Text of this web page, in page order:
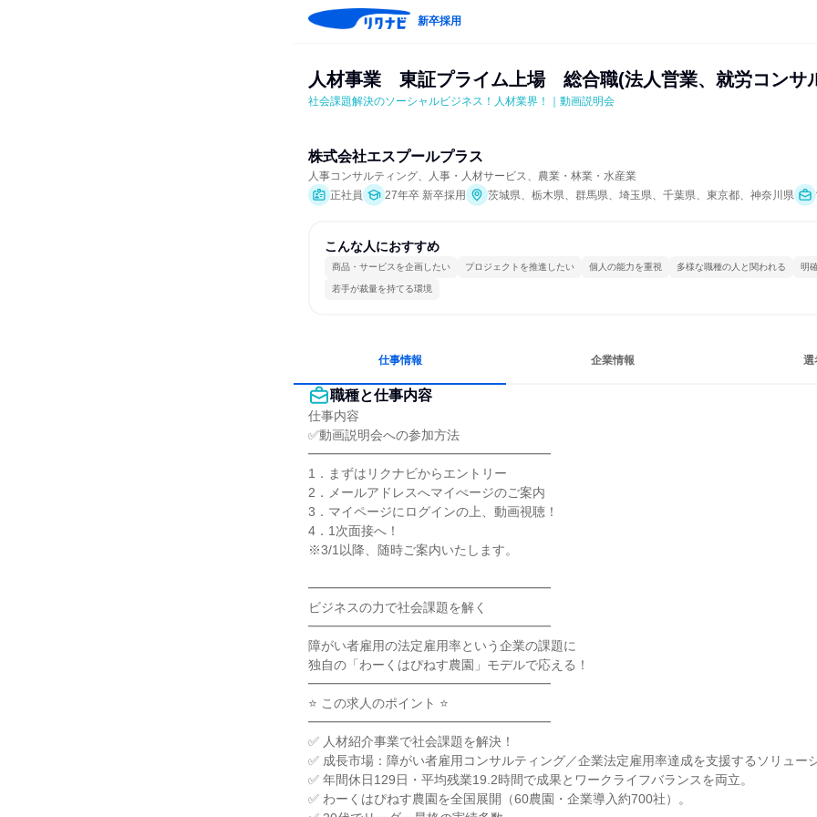
新卒採用
人材事業　東証プライム上場　総合職(法人営業、就労コンサ
社会課題解決のソーシャルビジネス！人材業界！｜動画説明会
株式会社エスプールプラス
人事コンサルティング、人事・人材サービス、農業・林業・水産業
正社員
27年卒 新卒採用 茨城県、栃木県、群馬県、埼玉県、千葉県、東京都、神奈川県
こんな人におすすめ
商品・サービスを企画したい プロジェクトを推進したい 個人の能力を重視 多様な職種の人と関われる 明
若手が裁量を持てる環境
仕事情報 企業情報 選
職種と仕事内容
仕事内容
✅動画説明会への参加方法
━━━━━━━━━━━━━━━━━━━
1．まずはリクナビからエントリー
2．メールアドレスへマイぺージのご案内
3．マイページにログインの上、動画視聴！
4．1次面接へ！
※3/1以降、随時ご案内いたします。
━━━━━━━━━━━━━━━━━━━
ビジネスの力で社会課題を解く
━━━━━━━━━━━━━━━━━━━
障がい者雇用の法定雇用率という企業の課題に
独自の「わーくはぴねす農園」モデルで応える！
━━━━━━━━━━━━━━━━━━━
⭐ この求人のポイント ⭐
━━━━━━━━━━━━━━━━━━━
✅ 人材紹介事業で社会課題を解決！
✅ 成長市場：障がい者雇用コンサルティング／企業法定雇用率達成を支援するソリュー
✅ 年間休日129日・平均残業19.2時間で成果とワークライフバランスを両立。
✅ わーくはぴねす農園を全国展開（60農園・企業導入約700社）。